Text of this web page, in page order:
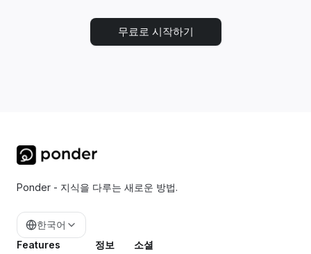
무료로 시작하기
Ponder - 지식을 다루는 새로운 방법.
한국어
Features
정보 소셜